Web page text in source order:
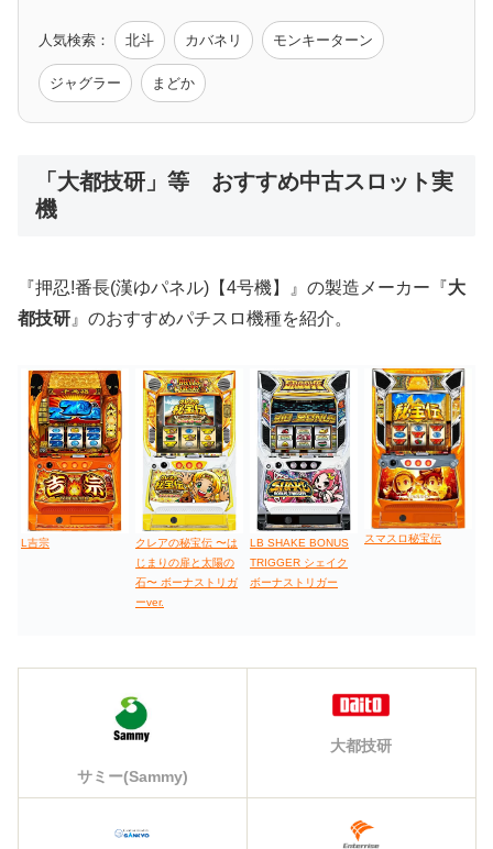
モンハン バイオ ペルソナ
値下げ台
人気検索： 北斗 カバネリ モンキーターン
ジャグラー まどか
「大都技研」等 おすすめ中古スロット実
機
『押忍!番長(漢ゆパネル)【4号機】』の製造メーカー『大
都技研 』のおすすめパチスロ機種を紹介。
L吉宗
クレアの秘宝伝 〜は
じまりの扉と太陽の
石〜 ボーナストリガ
ーver.
LB SHAKE BONUS
TRIGGER シェイク
ボーナストリガー
スマスロ秘宝伝
サミー(Sammy)
大都技研